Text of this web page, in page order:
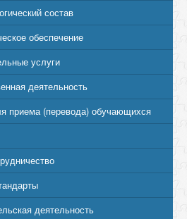
состав
обеспечение
услуги
деятельность
приема (перевода) обучающихся
деятельность